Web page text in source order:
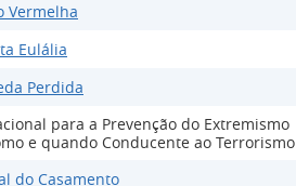
Vermelha
Eulália
Perdida
para a Prevenção do Extremismo
e quando Conducente ao Terrorismo
do Casamento